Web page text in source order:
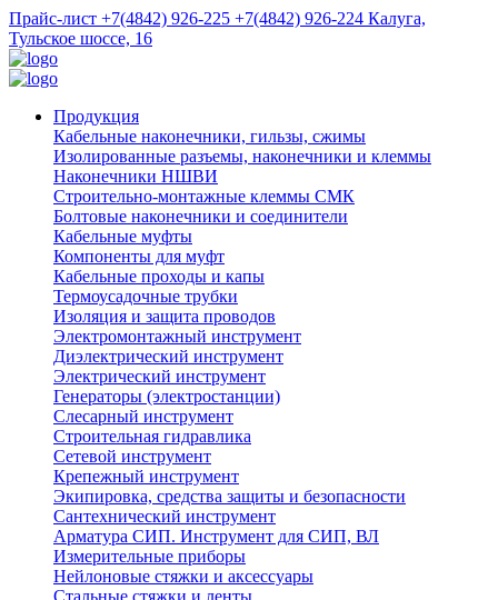
Прайс-лист +7(4842) 926-225 +7(4842) 926-224 Калуга,
Тульское шоссе, 16
Продукция
Кабельные наконечники, гильзы, сжимы
Изолированные разъемы, наконечники и клеммы
Наконечники НШВИ
Строительно-монтажные клеммы СМК
Болтовые наконечники и соединители
Кабельные муфты
Компоненты для муфт
Кабельные проходы и капы
Термоусадочные трубки
Изоляция и защита проводов
Электромонтажный инструмент
Диэлектрический инструмент
Электрический инструмент
Генераторы (электростанции)
Слесарный инструмент
Строительная гидравлика
Сетевой инструмент
Крепежный инструмент
Экипировка, средства защиты и безопасности
Сантехнический инструмент
Арматура СИП. Инструмент для СИП, ВЛ
Измерительные приборы
Нейлоновые стяжки и аксессуары
Стальные стяжки и ленты